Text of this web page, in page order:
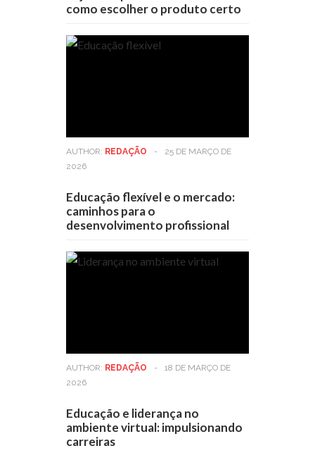
como escolher o produto certo
AUTHOR: REDAÇÃO -
25 DE MARÇO DE
2026
Educação flexível e o mercado:
caminhos para o
desenvolvimento profissional
AUTHOR: REDAÇÃO -
18 DE MARÇO DE
2026
Educação e liderança no
ambiente virtual: impulsionando
carreiras